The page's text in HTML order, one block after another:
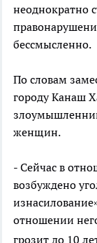
неоднократно
бессмысленно.
По словам
городу Канаш
женщин.
- Сейчас в
возбуждено
отношении
грозит до 10